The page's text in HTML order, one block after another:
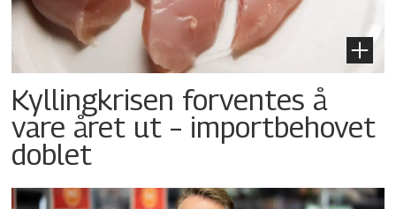
Kyllingkrisen forventes å
vare året ut – importbehovet
doblet